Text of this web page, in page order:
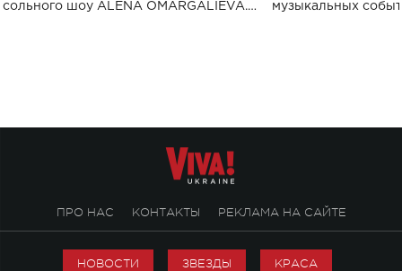
сольного шоу ALENA OMARGALIEVA.
музыкальных
ПРО НАС КОНТАКТЫ РЕКЛАМА НА САЙТЕ
НОВОСТИ ЗВЕЗДЫ КРАСА